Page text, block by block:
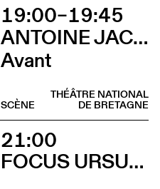
19:00–19:45
ANTOINE JACCOUD AVEC MATHIEU AMALRIC ET MARTHE KELLER
Avant
THÉÂTRE NATIONAL
DE BRETAGNE
SCÈNE
21:00
FOCUS URSULA MEIER